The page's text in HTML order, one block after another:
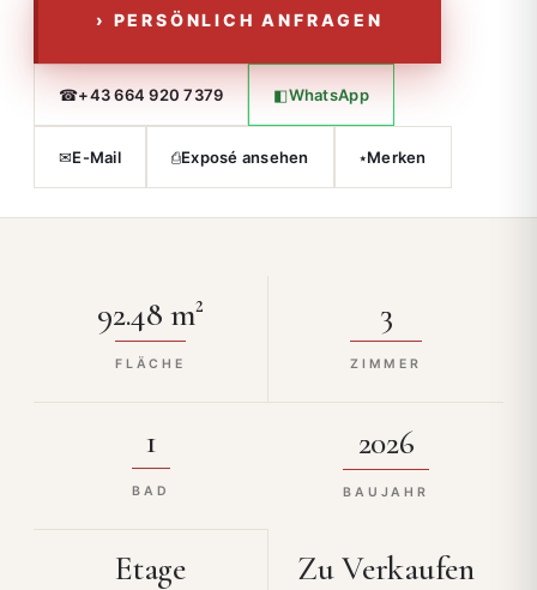
› PERSÖNLICH ANFRAGEN
☎+43 664 920 7379 ◧WhatsApp
✉E-Mail ⎙Exposé ansehen ⭑Merken
92.48 m²
FLÄCHE
3
ZIMMER
1
BAD
2026
BAUJAHR
Etage Zu Verkaufen